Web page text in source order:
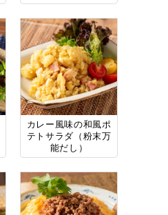
カレー風味の和風ポ
テトサラダ（粉末万
能だし）